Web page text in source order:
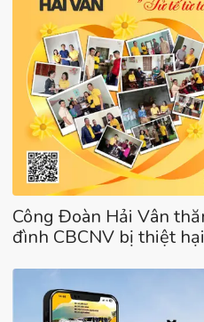
Công Đoàn Hải Vân
đình CBCNV bị thiệt